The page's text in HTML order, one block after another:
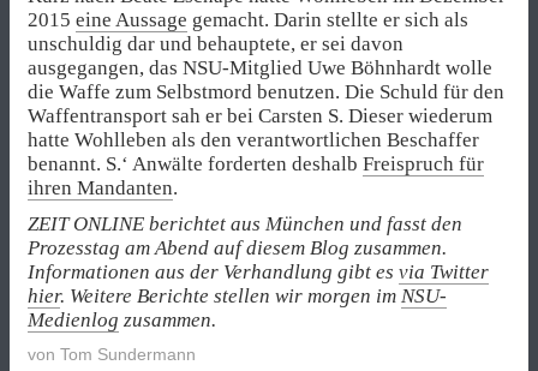
2015 eine Aussage gemacht. Darin stellte er sich als
unschuldig dar und behauptete, er sei davon
ausgegangen, das NSU-Mitglied Uwe Böhnhardt wolle
die Waffe zum Selbstmord benutzen. Die Schuld für den
Waffentransport sah er bei Carsten S. Dieser wiederum
hatte Wohlleben als den verantwortlichen Beschaffer
benannt. S.‘ Anwälte forderten deshalb Freispruch für
ihren Mandanten.
ZEIT ONLINE berichtet aus München und fasst den
Prozesstag am Abend auf diesem Blog zusammen.
Informationen aus der Verhandlung gibt es via Twitter
hier. Weitere Berichte stellen wir morgen im NSU-
Medienlog zusammen.
von Tom Sundermann